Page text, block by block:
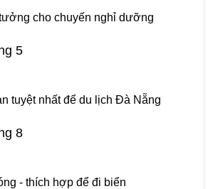
cho chuyến nghỉ dưỡng
5
tuyệt nhất để du lịch Đà Nẵng
8
- thích hợp để đi biển